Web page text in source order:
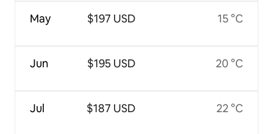
May
Jun
Jul
$197 USD
$195 USD
$187 USD
15 °C
20 °C
22 °C